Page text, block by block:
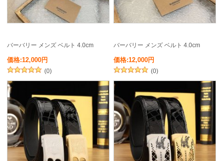
バーバリー メンズ ベルト 4.0cm
価格:12,000円
(0)
バーバリー メンズ ベルト 4.0cm
価格:12,000円
(0)